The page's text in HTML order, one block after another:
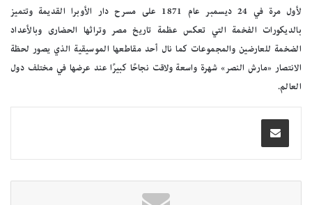
لأول مرة في 24 ديسمبر عام 1871 على مسرح دار الأوبرا القديمة وتتميز
بالديكورات الفخمة التي تعكس عظمة تاريخ مصر وتراثها الحضارى وبالأعداد
الضخمة للعارضين والمجموعات كما نال أحد مقاطعها الموسيقية الذي يصور لحظة
الانتصار «مارش النصر» شهرة واسعة ولاقت نجاحًا كبيرًا عند عرضها في مختلف دول
العالم.